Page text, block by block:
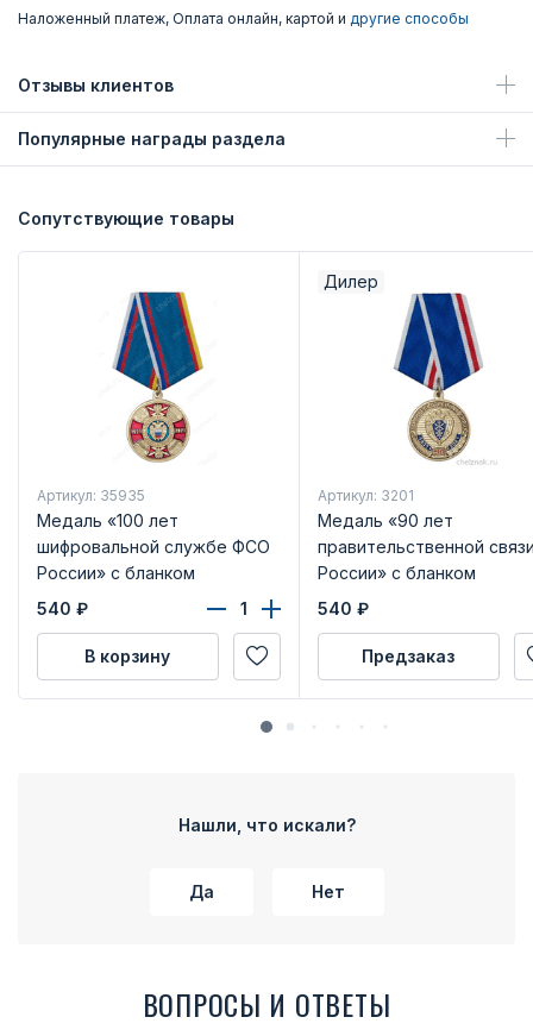
Наложенный платеж, Оплата онлайн, картой и другие способы
Отзывы клиентов
Популярные награды раздела
Сопутствующие товары
Артикул: 35935
Медаль «100 лет
шифровальной службе ФСО
России» с бланком
удостоверения
540 ₽
В корзину
Дилер
Артикул: 3201
Медаль «90 лет
правительственной
России» с бланком
удостоверения
540 ₽
Предзаказ
Нашли, что искали?
Да Нет
ВОПРОСЫ И ОТВЕТЫ